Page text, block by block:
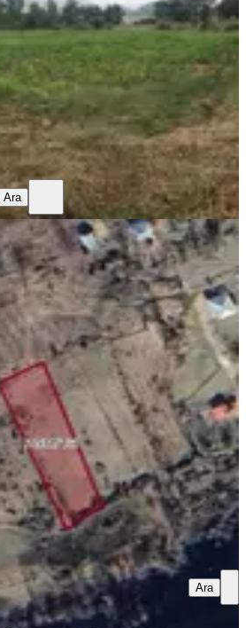
Andırın
1.423/m²· 21.12.2023
₺ 6.900.000 ₺
Ara
Emlaktan Andırın Çokak'da
Satılık Yaylalık Yer
Andırın
· 1.259/m² · 12.04.2026
₺3.500.000 ₺
VE GAYRIMENKUL
Ara